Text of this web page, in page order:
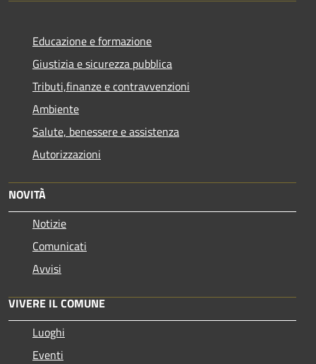
Educazione e formazione
Giustizia e sicurezza pubblica
Tributi,finanze e contravvenzioni
Ambiente
Salute, benessere e assistenza
Autorizzazioni
NOVITÀ
Notizie
Comunicati
Avvisi
VIVERE IL COMUNE
Luoghi
Eventi